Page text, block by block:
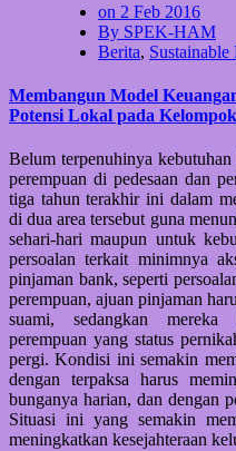
on 2 Feb 2016
By SPEK-HAM
Berita,
Membangun Model
Potensi Lokal pada
Belum terpenuhinya
perempuan di pedesaan dan
tiga tahun terakhir ini dalam
di dua area tersebut guna
sehari-hari maupun untuk
persoalan terkait minimnya
pinjaman bank, seperti
perempuan, ajuan pinjaman
suami, sedangkan mereka
perempuan yang status
pergi. Kondisi ini semakin
dengan terpaksa harus
bunganya harian, dan dengan
Situasi ini yang semakin
meningkatkan kesejahteraan